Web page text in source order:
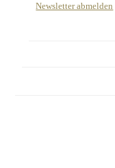
Newsletter abmelden